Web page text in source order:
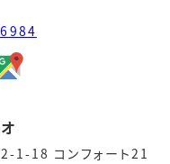
18 コンフォート21